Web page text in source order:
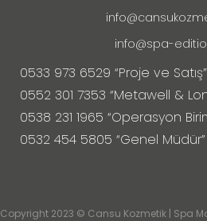
info@spa-
0533 973 6529 “Proje ve Satış”
0552 301 7353 “Metawell &
0538 231 1965 “Operasyon
0532 454 5805 “Genel Müdür”
Copyright 2023 © Cansu Kozmetik | Spa